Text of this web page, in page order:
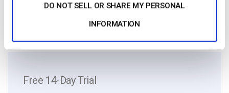
DO NOT SELL OR SHARE MY PERSONAL
INFORMATION
Free 14-Day Trial